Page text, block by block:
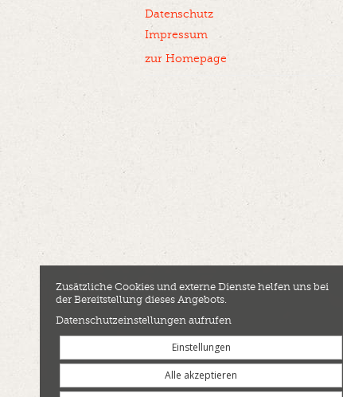
Datenschutz
Impressum
zur Homepage
Zusätzliche Cookies und externe Dienste helfen uns bei
der Bereitstellung dieses Angebots.
Datenschutzeinstellungen aufrufen
Einstellungen
Alle akzeptieren